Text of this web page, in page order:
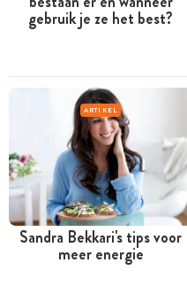
gebruik je ze het best?
ARTIKEL
Sandra Bekkari's tips voor
meer energie